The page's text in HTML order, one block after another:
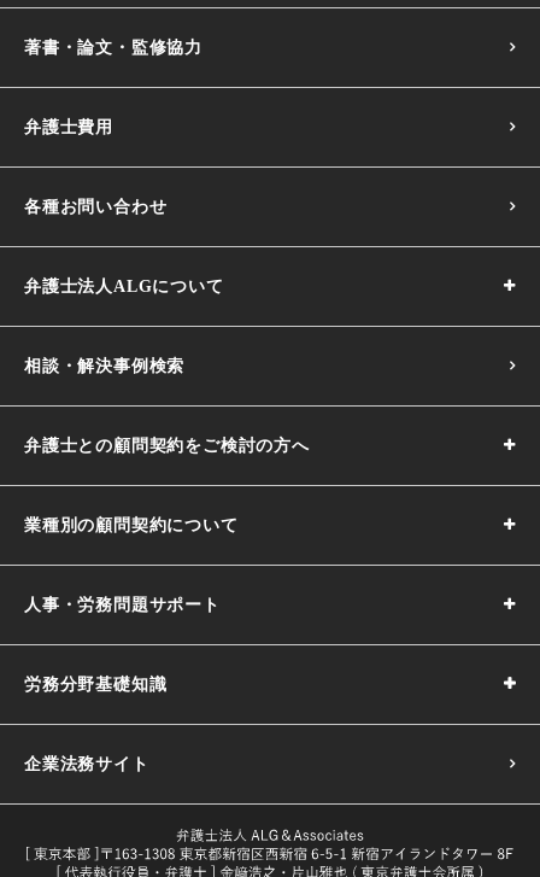
著書・論文・監修協力
弁護士費用
各種お問い合わせ
弁護士法人ALGについて
相談・解決事例検索
弁護士との顧問契約をご検討の方へ
業種別の顧問契約について
人事・労務問題サポート
労務分野基礎知識
企業法務サイト